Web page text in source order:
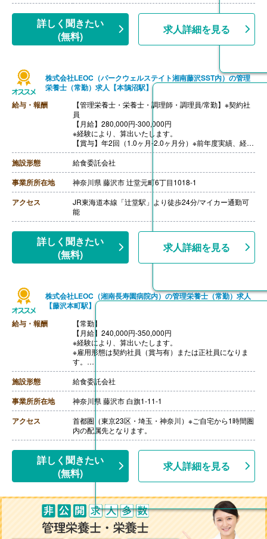
詳しく聞きたい
(無料)
求人詳細を見る
株式会社LEOC（パークウェルステイト湘南藤沢SST内）の管理
栄養士（常勤）求人【本鵠沼駅】
給与・報酬
【管理栄養士・栄養士・調理師・調理員/常勤】※契約社
員
【月給】280,000円-300,000円
※経験により、算出いたします。
【賞与】年2回（1.0ヶ月-2.0ヶ月分）※前年度実績、経験
による
【通勤手当】あり（上限なし/月）※全額支給
【昇給】あり（年1回）
【退職金】あり※勤続10年以上
施設形態 給食委託会社
事業所所在地 神奈川県 藤沢市 辻堂元町6丁目1018-1
アクセス
JR東海道本線「辻堂駅」より徒歩24分/マイカー通勤可
能
詳しく聞きたい
(無料)
求人詳細を見る
株式会社LEOC（湘南長寿園病院内）の管理栄養士（常勤）求人
【藤沢本町駅】
給与・報酬
【常勤】
【月給】240,000円-350,000円
※経験により、算出いたします。
※雇用形態は契約社員（賞与有）または正社員になりま
す。
※モデル年収
・管理栄養士・栄養士で未経験の場合
年収3,000,000円-
・調理師病院調理経験3年程度の場合
年収3,500,000円-4,000,000円
ご面接を通して雇用形態を検討します。
【賞与】年2回（1.0ヶ月-2.0ヶ月分）※前年度実績、経験
による
【昇給】あり（年1回）
【退職金】あり※勤続10年以上
施設形態 給食委託会社
事業所所在地 神奈川県 藤沢市 白旗1-11-1
アクセス
首都圏（東京23区・埼玉・神奈川）※ご自宅から1時間圏
内の配属先となります。
詳しく聞きたい
(無料)
求人詳細を見る